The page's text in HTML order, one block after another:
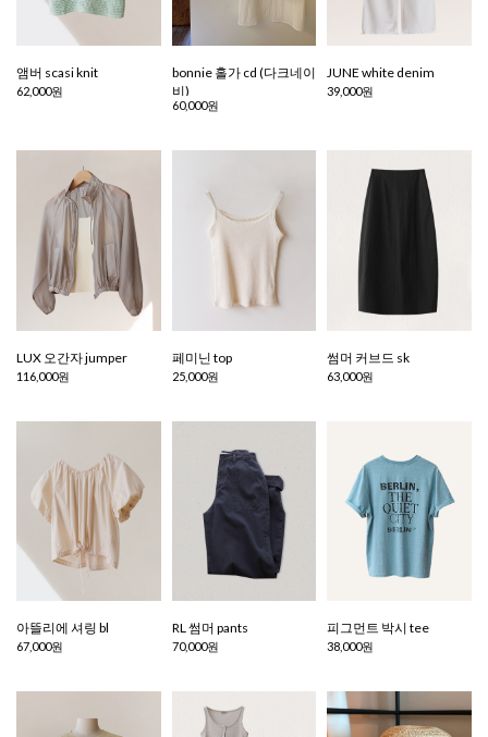
앰버 scasi knit
62,000원
bonnie 홀가 cd (다크네이
비)
60,000원
JUNE white denim
39,000원
LUX 오간자 jumper
116,000원
페미닌 top
25,000원
썸머 커브드 sk
63,000원
아뜰리에 셔링 bl
67,000원
RL 썸머 pants
70,000원
피그먼트 박시 tee
38,000원